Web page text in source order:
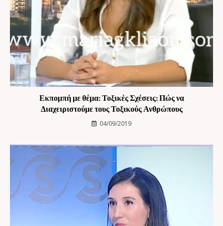
Εκπομπή με θέμα: Τοξικές Σχέσεις: Πώς να
Διαχειριστούμε τους Τοξικούς Ανθρώπους
04/09/2019